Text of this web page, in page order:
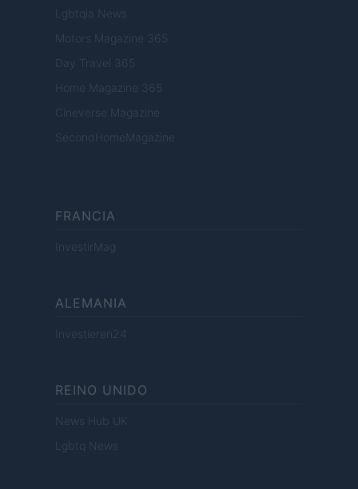
Lgbtqia News
Motors Magazine 365
Day Travel 365
Home Magazine 365
Cineverse Magazine
SecondHomeMagazine
FRANCIA
InvestirMag
ALEMANIA
Investieren24
REINO UNIDO
News Hub UK
Lgbtq News